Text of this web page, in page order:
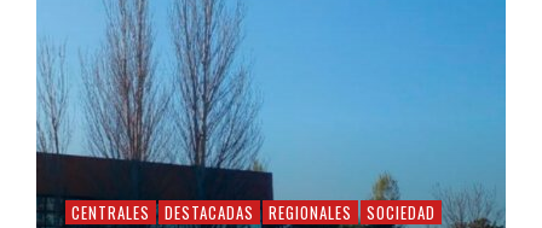
CENTRALES DESTACADAS REGIONALES SOCIEDAD